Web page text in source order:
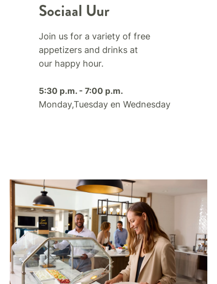
Sociaal Uur
Join us for a variety of free
appetizers and drinks at
our happy hour.​
5:30 p.m. - 7:00 p.m.
Monday,Tuesday en Wednesday